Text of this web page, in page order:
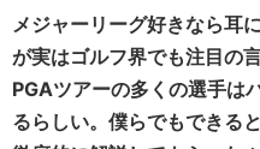
メジャーリーグ好きなら耳
が実はゴルフ界でも注目の
PGAツアーの多くの選手は
るらしい。僕らでもできる